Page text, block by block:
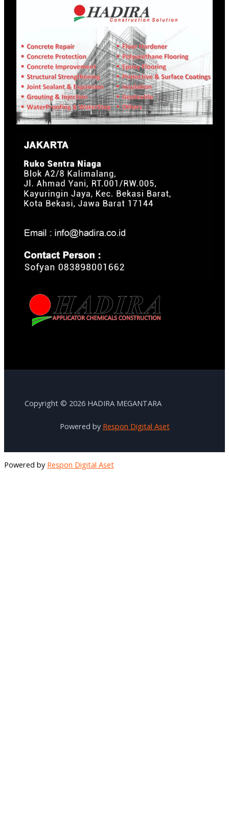
Copyright © 2026 HADIRA MEGANTARA
Powered by Respon Digital Aset
Powered by Respon Digital Aset